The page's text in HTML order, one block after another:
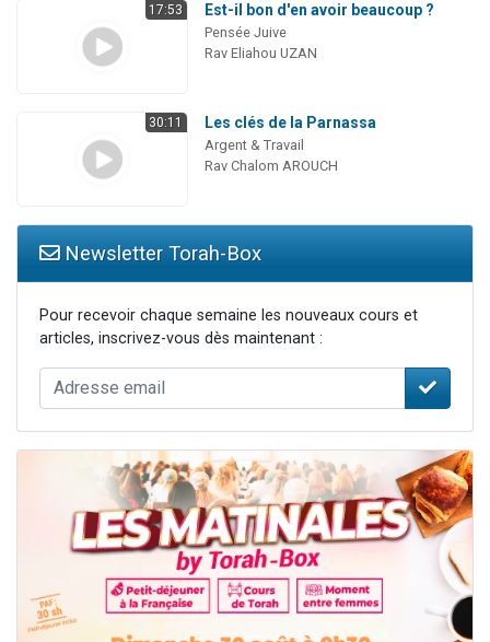
17:53 Est-il bon d'en avoir beaucoup ?
Pensée Juive
Rav Eliahou UZAN
30:11 Les clés de la Parnassa
Argent & Travail
Rav Chalom AROUCH
Newsletter Torah-Box
Pour recevoir chaque semaine les nouveaux cours et
articles, inscrivez-vous dès maintenant :